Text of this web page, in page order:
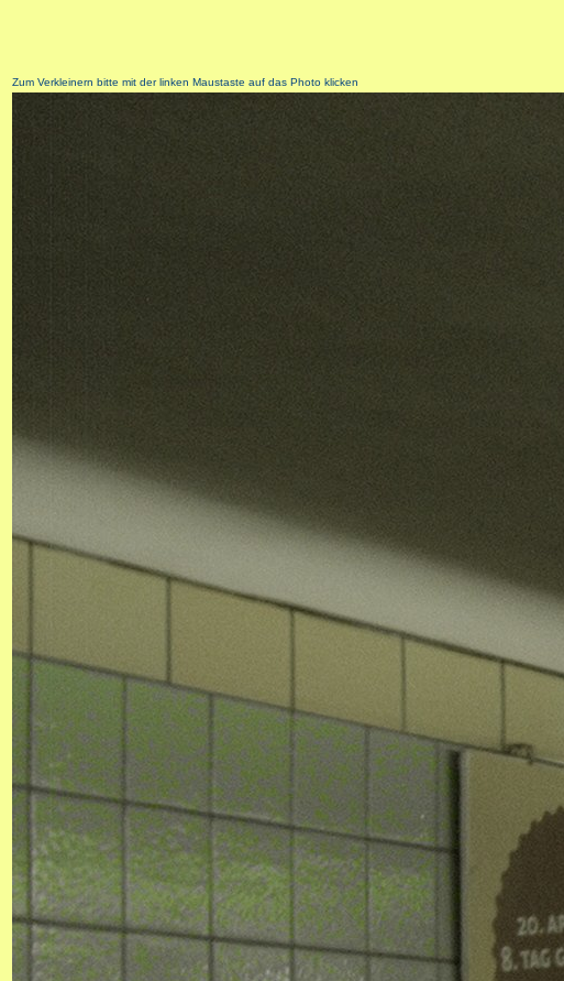
Zum Verkleinern bitte mit der linken Maustaste auf das Photo klicken